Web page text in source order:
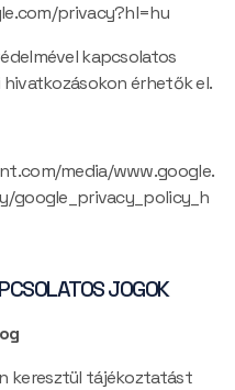
privacy?hl=hu
kapcsolatos
érhetők el.
media/www.google.
google_privacy_policy_h
JOGOK
keresztül tájékoztatást